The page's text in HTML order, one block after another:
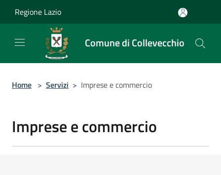
Regione Lazio
Comune di Collevecchio
Home > Servizi > Imprese e commercio
Imprese e commercio